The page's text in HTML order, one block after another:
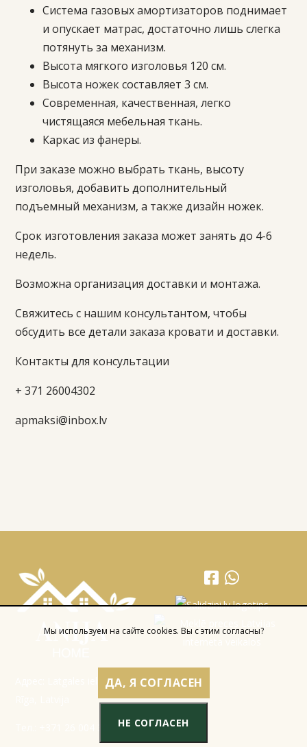
Система газовых амортизаторов поднимает
и опускает матрас, достаточно лишь слегка
потянуть за механизм.
Высота мягкого изголовья 120 см.
Высота ножек составляет 3 см.
Современная, качественная, легко
чистящаяся мебельная ткань.
Каркас из фанеры.
При заказе можно выбрать ткань, высоту
изголовья, добавить дополнительный
подъемный механизм, а также дизайн ножек.
Срок изготовления заказа может занять до 4-6
недель.
Возможна организация доставки и монтажа.
Свяжитесь с нашим консультантом, чтобы
обсудить все детали заказа кровати и доставки.
Контакты для консультации
+ 371 26004302
apmaksi@inbox.lv
Адрес: Latgales iela 301a,
Мы используем на сайте cookies. Вы с этим согласны?
ДА, Я СОГЛАСЕН
НЕ СОГЛАСЕН